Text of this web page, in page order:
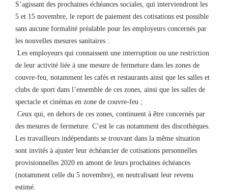
S’agissant des prochaines échéances sociales, qui interviendront les
5 et 15 novembre, le report de paiement des cotisations est possible
sans aucune formalité préalable pour les employeurs concernés par
les nouvelles mesures sanitaires :
Les employeurs qui connaissent une interruption ou une restriction
de leur activité liée à une mesure de fermeture dans les zones de
couvre-feu, notamment les cafés et restaurants ainsi que les salles et
clubs de sport dans l’ensemble de ces zones, ainsi que les salles de
spectacle et cinémas en zone de couvre-feu ;
Ceux qui, en dehors de ces zones, continuent à être concernés par
des mesures de fermeture. C’est le cas notamment des discothèques.
Les travailleurs indépendants se trouvant dans la même situation
sont invités à ajuster leur échéancier de cotisations personnelles
provisionnelles 2020 en amont de leurs prochaines échéances
(notamment celle du 5 novembre), en neutralisant leur revenu
estimé.